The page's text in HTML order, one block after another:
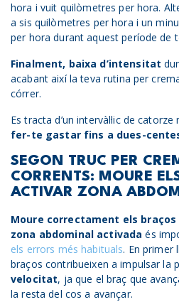
hora i vuit quilòmetres per hora.
a sis quilòmetres per hora i un
per hora durant aquest període de
Finalment, baixa d’intensitat
acabant així la teva rutina per
córrer.
Es tracta d’un intervàl·lic de
fer-te gastar fins a dues-
SEGON TRUC PER
CORRENTS: MOURE
ACTIVAR ZONA
Moure correctament els braços
zona abdominal activada és
els errors més habituals. En primer
braços contribueixen a impulsar la
velocitat, ja que el braç que
la resta del cos a avançar.